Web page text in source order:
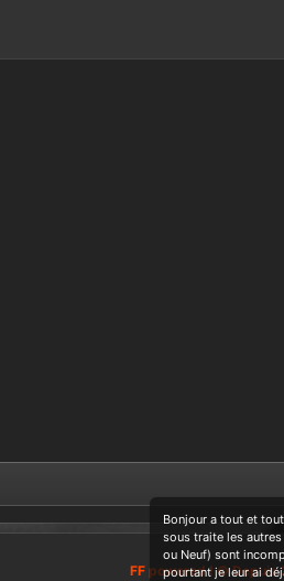
FF powered ! ©
Bonjour a tout et
sous traite les
ou Neuf) sont
pourtant je leur ai